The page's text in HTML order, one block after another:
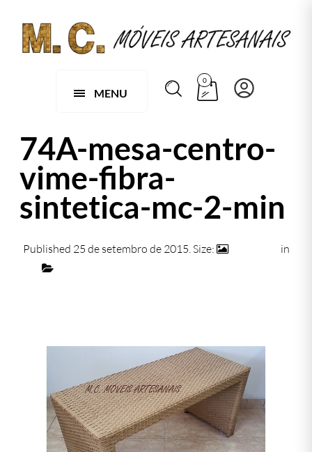
MENU
0
74A-mesa-centro-
vime-fibra-
sintetica-mc-2-min
Published 25 de setembro de 2015 . Size:
in